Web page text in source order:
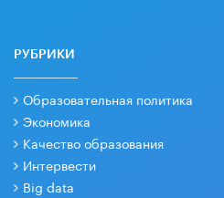
РУБРИКИ
Образовательная политика
Экономика
Качество образования
Интервести
Big data